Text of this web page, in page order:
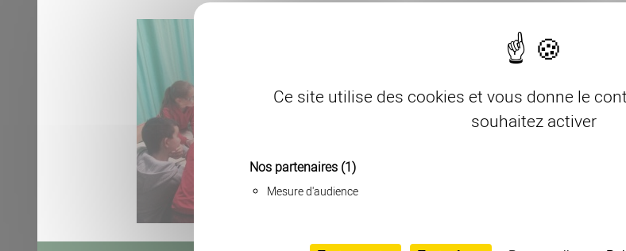
Ce site utilise des cookies et vous donne le
souhaitez activer
Nos partenaires (1)
Mesure d'audience